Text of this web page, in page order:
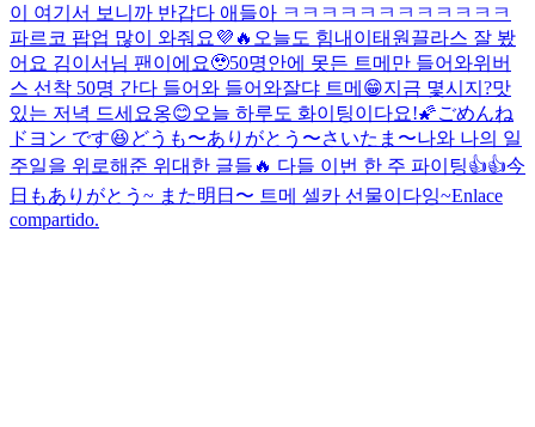
이 여기서 보니까 반갑다 애들아 ㅋㅋㅋㅋㅋㅋㅋㅋㅋㅋㅋㅋ
파르코 팝업 많이 와줘요💜🔥 오늘도 힘내 이태원끌라스 잘 봤
어요 김이서님 팬이에요🥹50명안에 못든 트메만 들어와위버
스 선착 50명 간다 들어와 들어와잘댜 트메😁지금 몇시지?맛
있는 저녁 드세요옹😊오늘 하루도 화이팅이다요!🌠ごめんね
ドヨン です😆どうも〜ありがとう〜さいたま〜나와 나의 일
주일을 위로해준 위대한 글들🔥 다들 이번 한 주 파이팅👍👍今
日もありがとう~ また明日〜 트메 셀카 선물이다잉~Enlace
compartido.